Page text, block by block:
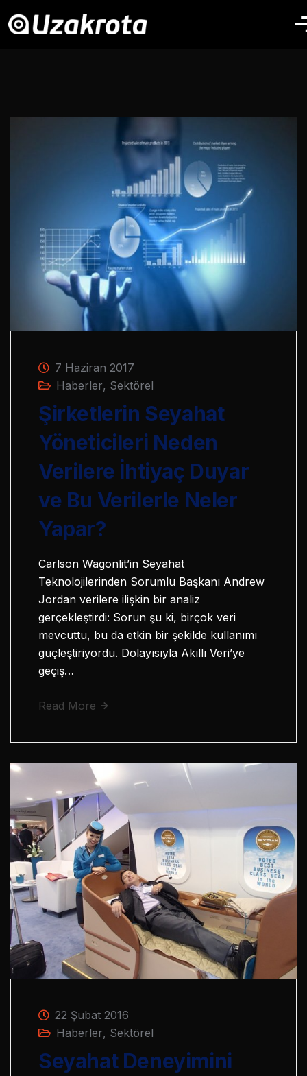
7 Haziran 2017
Haberler, Sektörel
Şirketlerin Seyahat
Yöneticileri Neden
Verilere İhtiyaç Duyar
ve Bu Verilerle Neler
Yapar?
Carlson Wagonlit’in Seyahat
Teknolojilerinden Sorumlu Başkanı Andrew
Jordan verilere ilişkin bir analiz
gerçekleştirdi: Sorun şu ki, birçok veri
mevcuttu, bu da etkin bir şekilde kullanımı
güçleştiriyordu. Dolayısıyla Akıllı Veri’ye
geçiş…
Read More
22 Şubat 2016
Haberler, Sektörel
Seyahat Deneyimini